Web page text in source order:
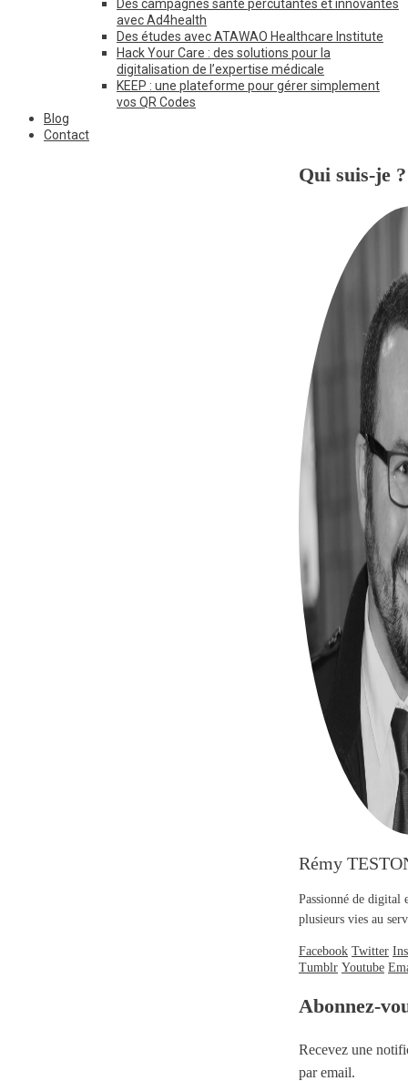
Des campagnes santé percutantes et innovantes
avec Ad4health
Des études avec ATAWAO Healthcare Institute
Hack Your Care : des solutions pour la
digitalisation de l’expertise médicale
KEEP : une plateforme pour gérer simplement
vos QR Codes
Blog
Contact
Qui suis-je ?
Rémy
Passionné de digital
plusieurs vies au
Facebook Twitter
Tumblr Youtube
Abonnez-
Recevez une
par email.